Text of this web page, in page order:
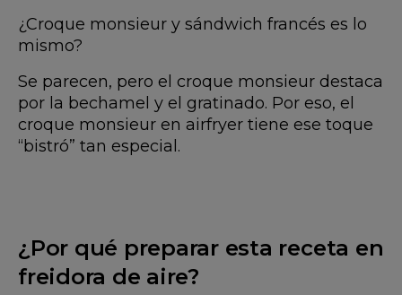
¿Croque monsieur y sándwich francés es lo
mismo?
Se parecen, pero el croque monsieur destaca
por la bechamel y el gratinado. Por eso, el
croque monsieur en airfryer tiene ese toque
“bistró” tan especial.
¿Por qué preparar esta receta en
freidora de aire?